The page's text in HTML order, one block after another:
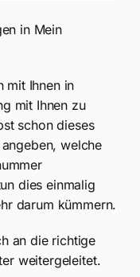
in Mein
mit Ihnen in
mit Ihnen zu
schon dieses
welche
dies einmalig
darum kümmern.
an die richtige
weitergeleitet.